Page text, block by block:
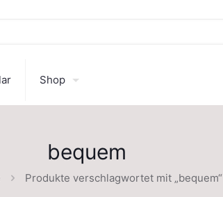
Shop
bequem
Produkte verschlagwortet mit „bequem“